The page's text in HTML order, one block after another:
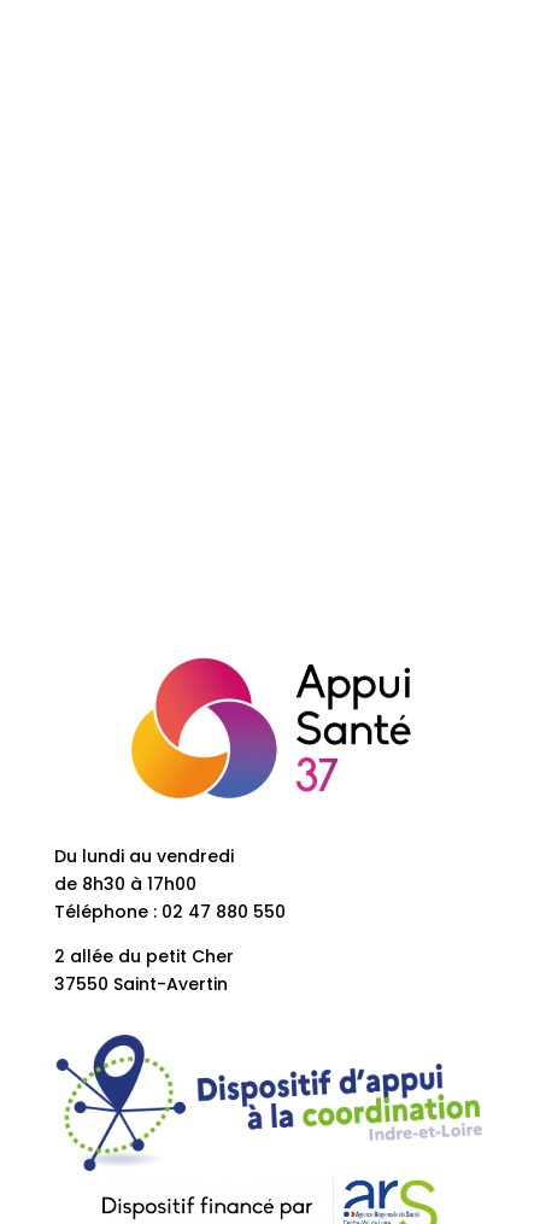
Du lundi au vendredi
de 8h30 à 17h00
Téléphone : 02 47 880 550
2 allée du petit Cher
37550 Saint-Avertin